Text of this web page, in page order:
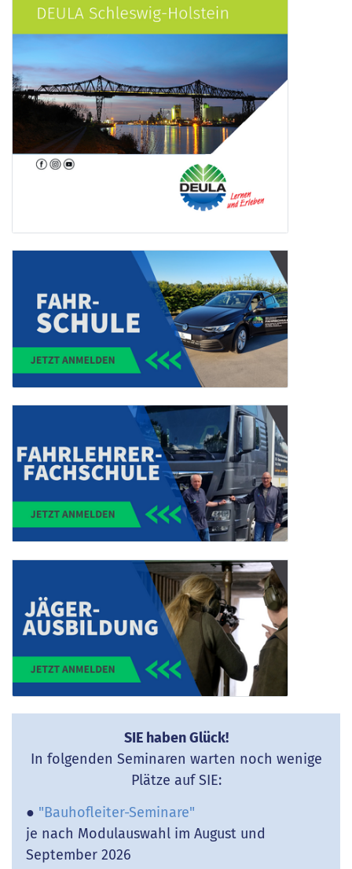
SIE haben Glück!
In folgenden Seminaren warten noch wenige
Plätze auf SIE:
● "Bauhofleiter-Seminare"
je nach Modulauswahl im August und
September 2026